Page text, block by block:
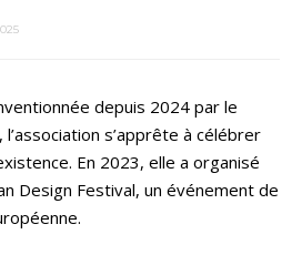
depuis 2024 par le
s’apprête à célébrer
En 2023, elle a organisé
Design Festival, un événement de